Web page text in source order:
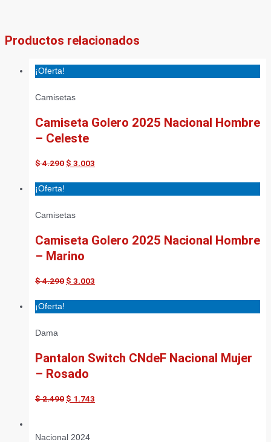
Productos relacionados
¡Oferta!
Camisetas
Camiseta Golero 2025 Nacional Hombre
– Celeste
$4.290 $ 3.003
¡Oferta!
Camisetas
Camiseta Golero 2025 Nacional Hombre
– Marino
$4.290 $ 3.003
¡Oferta!
Dama
Pantalon Switch CNdeF Nacional Mujer
– Rosado
$2.490 $ 1.743
Nacional 2024